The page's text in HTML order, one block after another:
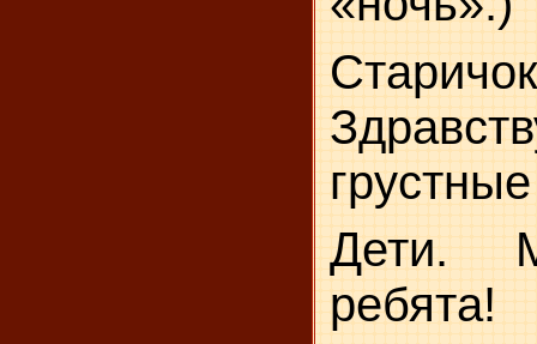
Дети.
ребята!